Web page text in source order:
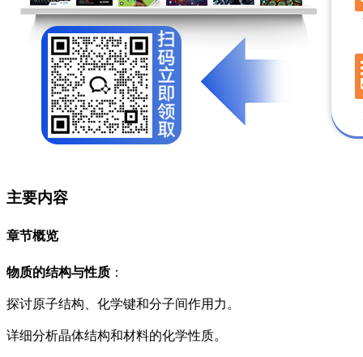
主要内容
章节概览
物质的结构与性质 ：
探讨原子结构、化学键和分子间作用力。
详细分析晶体结构和材料的化学性质。